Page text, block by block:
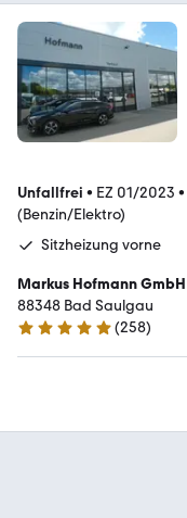
Unfallfrei • EZ 01/2023 •
(Benzin/Elektro)
Sitzheizung vorne
Markus Hofmann GmbH
88348 Bad Saulgau
4.8 Sterne
(258)